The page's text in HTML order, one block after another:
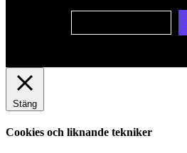
Stäng
Cookies och liknande tekniker